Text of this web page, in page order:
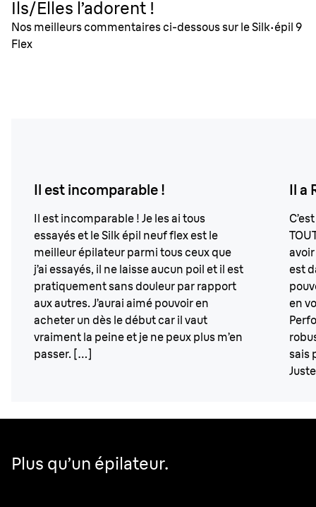
Ils/Elles l’adorent !
Nos meilleurs commentaires ci-dessous sur le Silk·épil 9
Flex
Il est incomparable !
Il est incomparable ! Je les ai tous
essayés et le Silk épil neuf flex est le
meilleur épilateur parmi tous ceux que
j’ai essayés, il ne laisse aucun poil et il est
pratiquement sans douleur par rapport
aux autres. J’aurai aimé pouvoir en
acheter un dès le début car il vaut
vraiment la peine et je ne peux plus m’en
passer. […]
Il a
avoir
est
en
sais
Plus qu’un épilateur.